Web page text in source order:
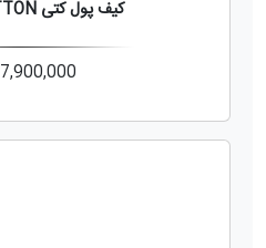
کیف پول کتی LOUIS VUITTON
7,900,000